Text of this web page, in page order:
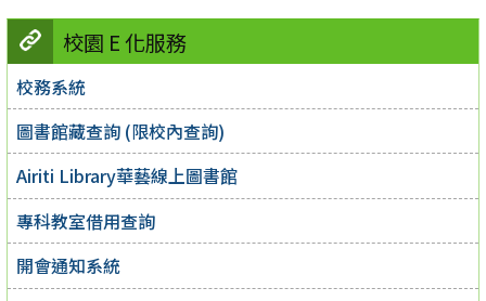
校園 E 化服務
校務系統
圖書館藏查詢 (限校內查詢)
Airiti Library華藝線上圖書館
專科教室借用查詢
開會通知系統